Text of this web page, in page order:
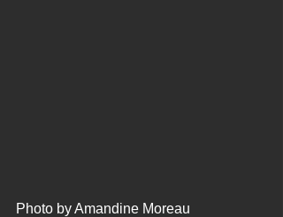
Photo by Amandine Moreau